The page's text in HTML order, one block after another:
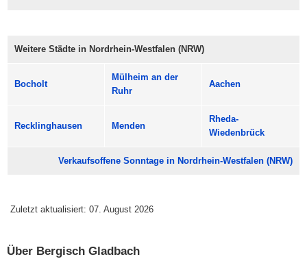
Weitere Städte in Nordrhein-Westfalen (NRW)
Bocholt
Mülheim an der
Ruhr
Aachen
Recklinghausen Menden
Rheda-
Wiedenbrück
Verkaufsoffene Sonntage in Nordrhein-Westfalen (NRW)
Zuletzt aktualisiert: 07. August 2026
Über Bergisch Gladbach